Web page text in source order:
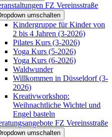
FZ Vereinsstraße
umschalten
Kindergruppe für Kinder von
2 bis 4 Jahren (3-2026)
Pilates Kurs (3-2026)
Yoga Kurs (5-2026)
Yoga Kurs (6-2026)
Waldwunder
Willkommen in Düsseldorf (3-
2026)
Kreativworkshop:
Weihnachtliche Wichtel und
Engel basteln
FZ Vereinsstraße
umschalten